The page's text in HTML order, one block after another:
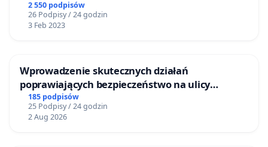
2 550 podpisów
26 Podpisy / 24 godzin
3 Feb 2023
Wprowadzenie skutecznych działań
poprawiających bezpieczeństwo na ulicy
Żeromskiego w Otwocku
185 podpisów
25 Podpisy / 24 godzin
2 Aug 2026